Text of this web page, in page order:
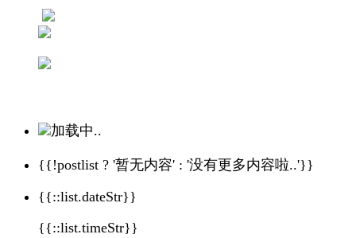
加载中..
{{!postlist ? '暂无内容' : '没有更多内容啦..'}}
{{::list.dateStr}}
{{::list.timeStr}}